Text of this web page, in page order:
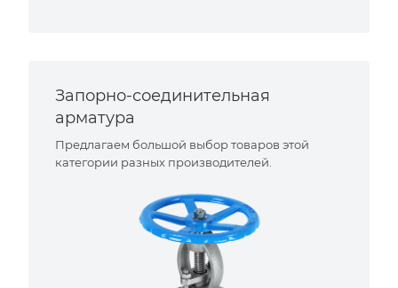
Запорно-соединительная
арматура
Предлагаем большой выбор товаров этой
категории разных производителей.